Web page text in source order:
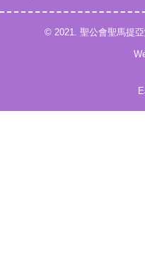
© 2021. 聖公會聖馬提